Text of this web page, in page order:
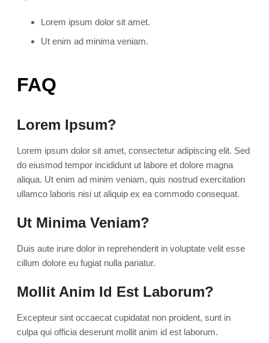
Lorem ipsum dolor sit amet.
Ut enim ad minima veniam.
FAQ
Lorem Ipsum?
Lorem ipsum dolor sit amet, consectetur adipiscing elit. Sed
do eiusmod tempor incididunt ut labore et dolore magna
aliqua. Ut enim ad minim veniam, quis nostrud exercitation
ullamco laboris nisi ut aliquip ex ea commodo consequat.
Ut Minima Veniam?
Duis aute irure dolor in reprehenderit in voluptate velit esse
cillum dolore eu fugiat nulla pariatur.
Mollit Anim Id Est Laborum?
Excepteur sint occaecat cupidatat non proident, sunt in
culpa qui officia deserunt mollit anim id est laborum.